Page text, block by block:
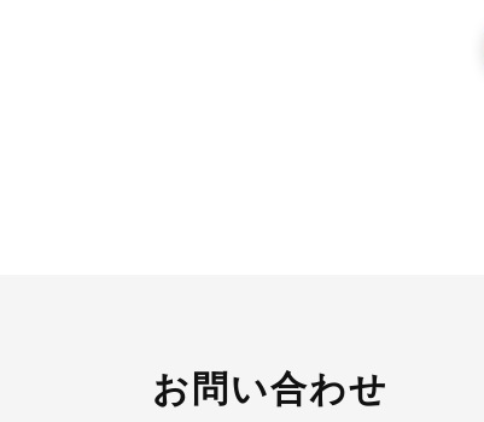
お問い合わせ